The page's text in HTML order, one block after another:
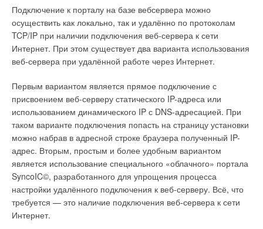
Подключение к порталу на базе вебсервера можно
осуществить как локально, так и удалённо по протоколам
TCP/IP при наличии подключения веб-сервера к сети
Интернет. При этом существует два варианта использования
веб-сервера при удалённой работе через Интернет.
Первым вариантом является прямое подключение с
присвоением веб-серверу статического IP-адреса или
использованием динамического IP с DNS-адресацией. При
таком варианте подключения попасть на страницу установки
можно набрав в адресной строке браузера полученный IP-
адрес. Вторым, простым и более удобным вариантом
является использование специального «облачного» портала
SyncoIC©, разработанного для упрощения процесса
настройки удалённого подключения к веб-серверу. Всё, что
требуется — это наличие подключения веб-сервера к сети
Интернет.
котлов – дымоходы двух типов: коаксиальные («труба в
трубе») и раздельные (две трубы диаметром 80 мм).
Различаясь конструктивно, и те, и другие обеспечивают как
дымоудаление, так и подачу воздуха для горения.
В линейке коаксиальных дымоходов 60/100 предлагаются
горизонтальные и вертикальные участки, удлинители, колена
на 45º и 90º, а также адаптеры для подключения к котлу –
угловой и вертикальный.
Для монтажа раздельного 80-80 дымохода можно
приобрести прямые секции длиной 500,1000, 1500 и 2000
мм, колена на 45º и 90º, патрубки диаметром 80 мм для
подключения к котлу и адаптер 80-80 («разделитель»).
Каждая из приведенных выше систем дымоудаления может
быть использована при различных условиях монтажа.
Например, раздельная система идеально подходит для